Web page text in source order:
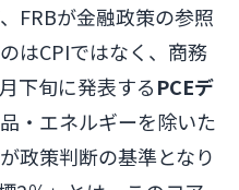
FRBが金融政策の参照
はCPIではなく、商務
下旬に発表するPCEデ
・エネルギーを除いた
政策判断の基準となり